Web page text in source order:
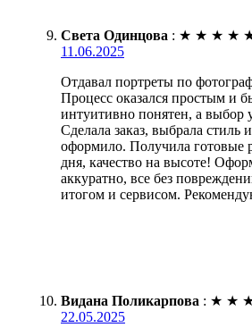
Света Одинцова : ★ ★ ★ ★
11.06.2025
Отдавал портреты по
Процесс оказался простым и
интуитивно понятен, а выбор
Сделала заказ, выбрала стиль
оформило. Получила готовые
дня, качество на высоте!
аккуратно, все без
итогом и сервисом.
Видана Поликарпова : ★ ★
22.05.2025